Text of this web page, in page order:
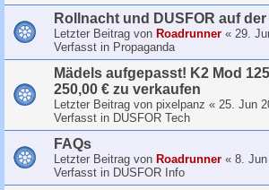
Rollnacht und DUSFOR auf
Letzter Beitrag von Roadrunner « 29.
Verfasst in Propaganda
Mädels aufgepasst! K2 Mod
250,00 € zu verkaufen
Letzter Beitrag von pixelpanz « 25. Jun
Verfasst in DUSFOR Tech
FAQs
Letzter Beitrag von Roadrunner « 8.
Verfasst in DUSFOR Info